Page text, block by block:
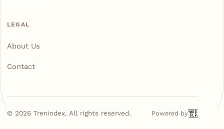
LEGAL
About Us
Contact
© 2026Trenindex. All rights reserved. Powered by